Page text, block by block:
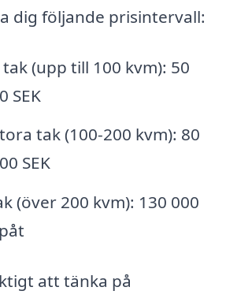
dig följande prisintervall:
(upp till 100 kvm): 50
SEK
tak (100-200 kvm): 80
SEK
(över 200 kvm): 130 000
att tänka på